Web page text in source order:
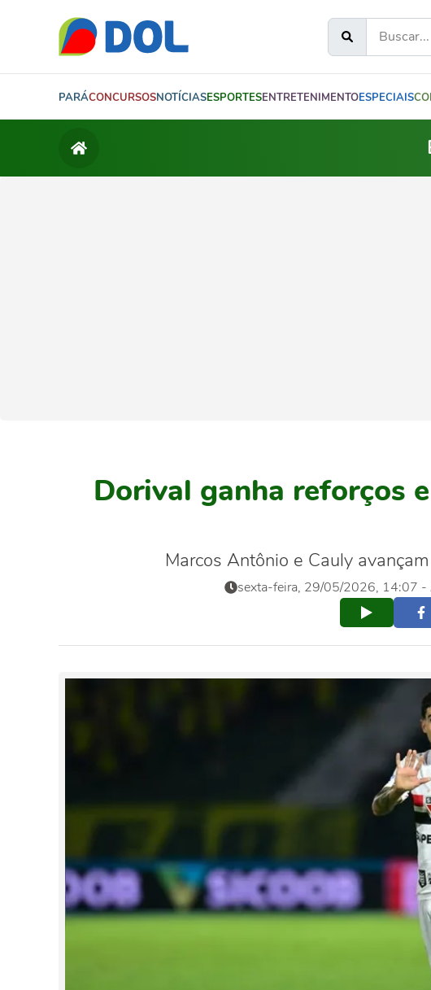
PARÁCONCURSOSNOTÍCIASESPORTESENTRETENIMENTOESPECIAIS
Dorival ganha reforços
Marcos Antônio e Cauly
sexta-feira, 29/05/2026, 14:07 -